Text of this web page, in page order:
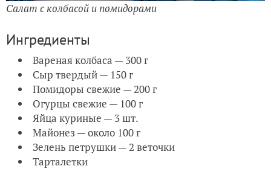
Салат с колбасой и помидорами
Ингредиенты
Вареная колбаса — 300 г
Сыр твердый — 150 г
Помидоры свежие — 200 г
Огурцы свежие — 100 г
Яйца куриные — 3 шт.
Майонез — около 100 г
Зелень петрушки — 2 веточки
Тарталетки